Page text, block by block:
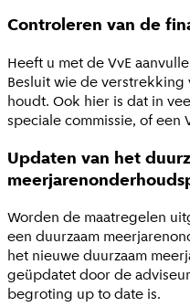
Controleren van de
Heeft u met de VvE
Besluit wie de
houdt. Ook hier is dat in
speciale commissie, of een
Updaten van het
Worden de maatregelen
een duurzaam
het nieuwe duurzaam
geüpdatet door de
begroting up to date is.